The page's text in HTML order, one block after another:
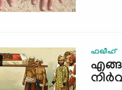
ഫഖീഹ്